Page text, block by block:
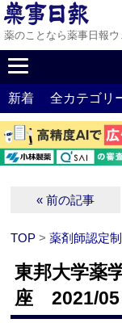
薬のことなら薬事日報ウ
新着 全カテゴリ
« 前の記事
TOP >薬剤師認定
東邦大学薬
座 2021/05